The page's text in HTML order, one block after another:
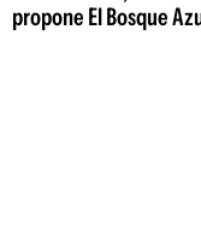
propone El Bosque